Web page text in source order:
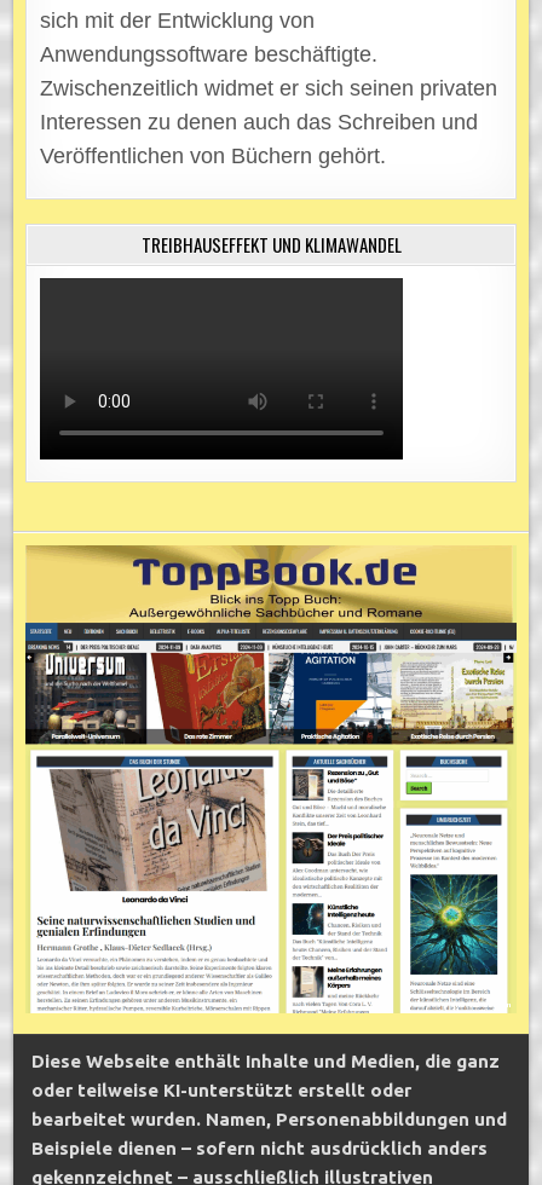
sich mit der Entwicklung von
Anwendungssoftware beschäftigte.
Zwischenzeitlich widmet er sich seinen privaten
Interessen zu denen auch das Schreiben und
Veröffentlichen von Büchern gehört.
TREIBHAUSEFFEKT UND KLIMAWANDEL
Diese Webseite enthält Inhalte und Medien, die ganz
oder teilweise KI-unterstützt erstellt oder
bearbeitet wurden. Namen, Personenabbildungen und
Beispiele dienen – sofern nicht ausdrücklich anders
gekennzeichnet – ausschließlich illustrativen